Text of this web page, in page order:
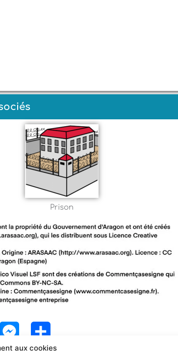
aux cookies
Prison
M
e
P
a